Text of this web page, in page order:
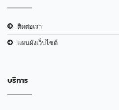
ติดต่อเรา
แผนผังเว็บไซต์
บริการ